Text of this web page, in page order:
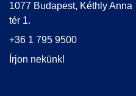
1077 Budapest, Kéthly Anna
tér 1.
+36 1 795 9500
Írjon nekünk!